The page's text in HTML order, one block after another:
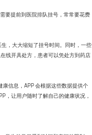
要提前到医院排队挂号，常常要花费
，大大缩短了挂号时间。同时，一些
线开具处方，患者可以凭处方到药店
信息，APP 会根据这些数据提供个
，让用户随时了解自己的健康状况，